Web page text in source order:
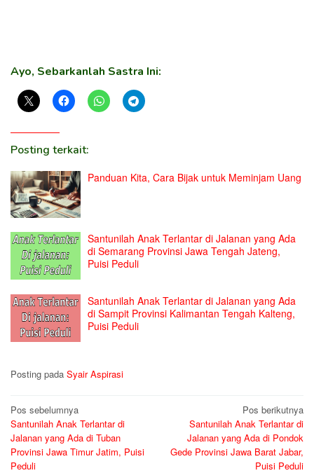
Ayo, Sebarkanlah Sastra Ini:
Posting terkait:
Panduan Kita, Cara Bijak untuk Meminjam Uang
Santunilah Anak Terlantar di Jalanan yang Ada
di Semarang Provinsi Jawa Tengah Jateng,
Puisi Peduli
Santunilah Anak Terlantar di Jalanan yang Ada
di Sampit Provinsi Kalimantan Tengah Kalteng,
Puisi Peduli
Posting pada Syair Aspirasi
Navigasi
pos
Pos sebelumnya
Santunilah Anak Terlantar di
Jalanan yang Ada di Tuban
Provinsi Jawa Timur Jatim, Puisi
Peduli
Pos berikutnya
Santunilah Anak Terlantar di
Jalanan yang Ada di Pondok
Gede Provinsi Jawa Barat Jabar,
Puisi Peduli